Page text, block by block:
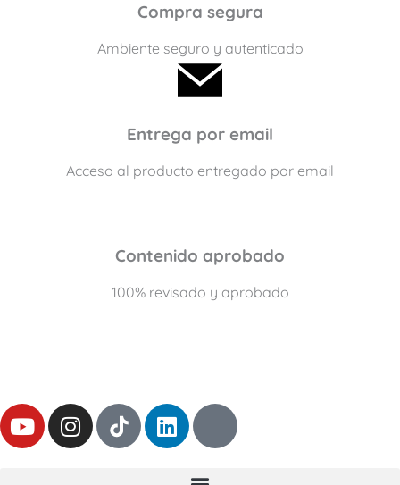
Compra segura
Ambiente seguro y autenticado
Entrega por email
Acceso al producto entregado por email
Contenido aprobado
100% revisado y aprobado
Y
o
I
n
L
i
T